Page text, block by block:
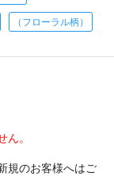
（フローラル柄）
。
規のお客様へはご